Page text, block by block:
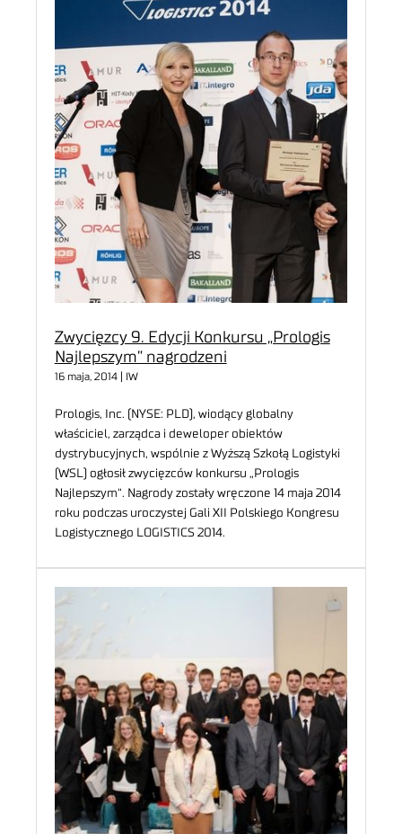
Zwycięzcy 9. Edycji Konkursu „Prologis
Najlepszym” nagrodzeni
16 maja, 2014 | IW
Prologis, Inc. (NYSE: PLD), wiodący globalny
właściciel, zarządca i deweloper obiektów
dystrybucyjnych, wspólnie z Wyższą Szkołą Logistyki
(WSL) ogłosił zwycięzców konkursu „Prologis
Najlepszym“. Nagrody zostały wręczone 14 maja 2014
roku podczas uroczystej Gali XII Polskiego Kongresu
Logistycznego LOGISTICS 2014.